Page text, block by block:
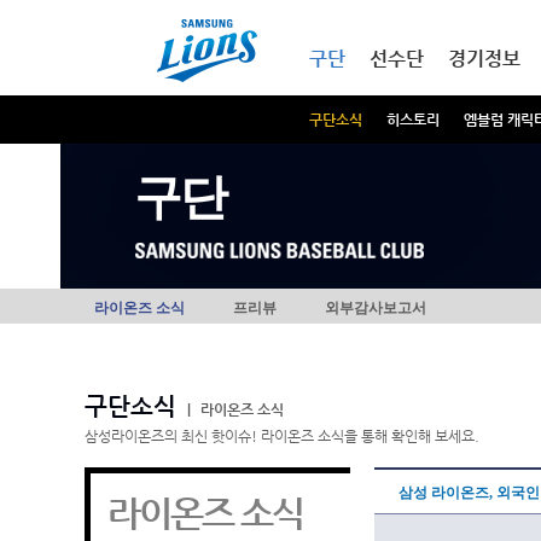
구단
구단소식 히스토리 엠블럼 캐릭
선수단 경기정보
구단
라이온즈 소식 프리뷰 외부감사보고서
구단소식
라이온즈 소식
삼성라이온즈의 최신 핫이슈! 라이온즈 소식을 통해 확인해 보세요.
라이온즈 소식 삼성 라이온즈, 외국